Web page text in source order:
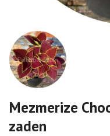
Mezmerize
zaden